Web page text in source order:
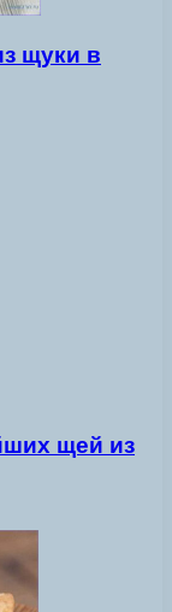
щуки в
щей из